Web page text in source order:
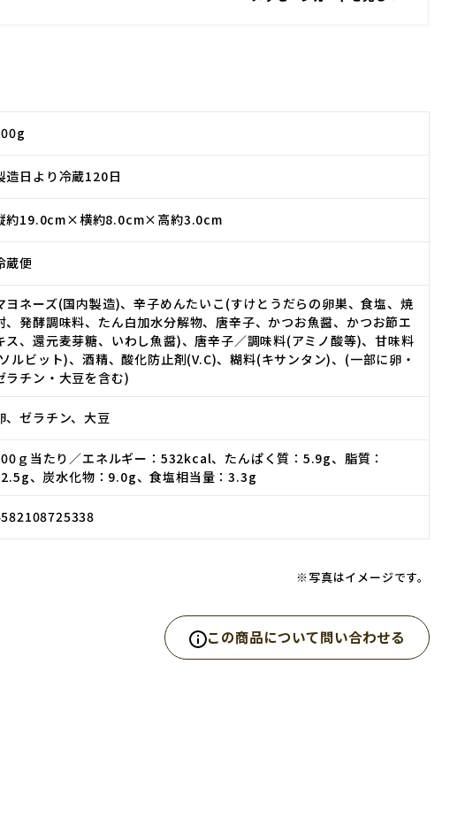
造日より冷蔵120日
約19.0cm×横約8.0cm×高約3.0cm
蔵便
ヨネーズ(国内製造)、辛子めんたいこ(すけとうだらの卵巣、食塩、焼
、発酵調味料、たん白加水分解物、唐辛子、かつお魚醤、かつお節エ
ス、還元麦芽糖、いわし魚醤)、唐辛子／調味料(アミノ酸等)、甘味料
ルビット)、酒精、酸化防止剤(V.C)、糊料(キサンタン)、(一部に卵・
ラチン・大豆を含む)
、ゼラチン、大豆
ｇ当たり／エネルギー：532kcal、たんぱく質：5.9g、脂質：
、炭水化物：9.0g、食塩相当量：3.3g
※写真はイメージです。
この商品について問い合わせる